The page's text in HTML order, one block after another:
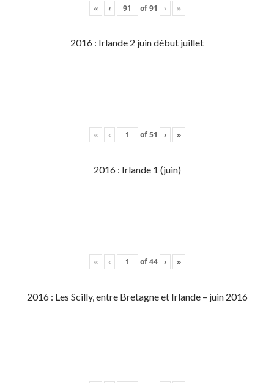
« ‹ of91 › »
2016 : Irlande 2 juin début juillet
« ‹ of51 › »
2016 : Irlande 1 (juin)
« ‹ of44 › »
2016 : Les Scilly, entre Bretagne et Irlande – juin 2016